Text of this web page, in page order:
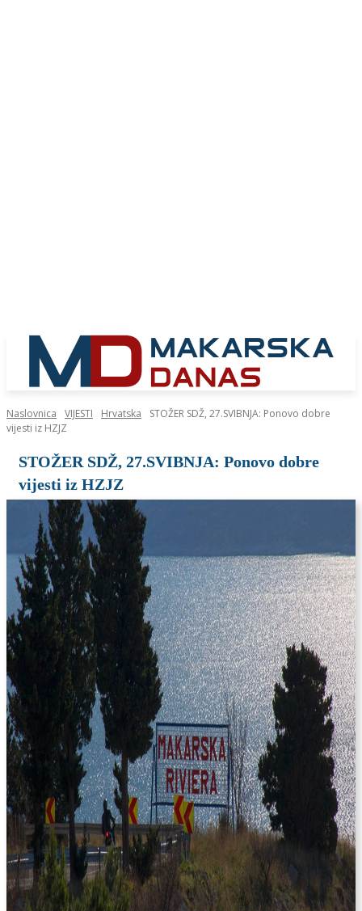
Naslovnica VIJESTI Hrvatska
STOŽER SDŽ, 27.SVIBNJA: Ponovo dobre
vijesti iz HZJZ
STOŽER SDŽ, 27.SVIBNJA: Ponovo dobre
vijesti iz HZJZ